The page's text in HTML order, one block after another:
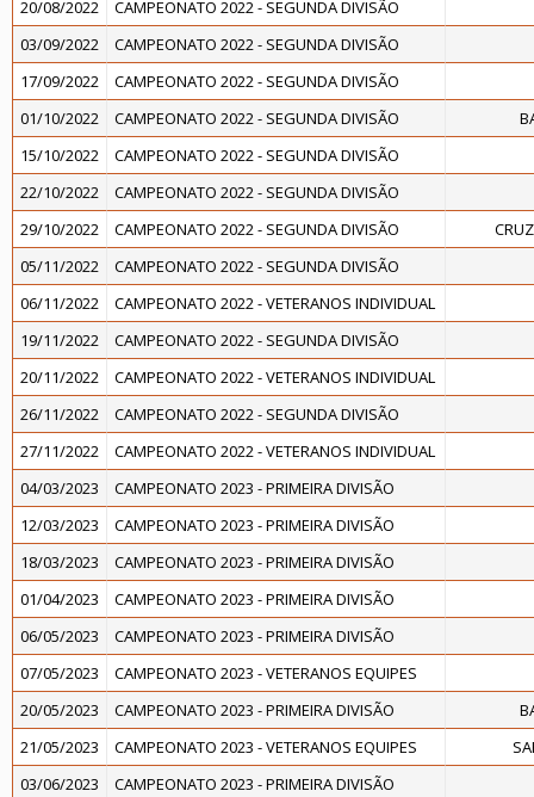
20/08/2022
CAMPEONATO 2022 - SEGUNDA DIVISÃO
03/09/2022
CAMPEONATO 2022 - SEGUNDA DIVISÃO
17/09/2022
CAMPEONATO 2022 - SEGUNDA DIVISÃO
01/10/2022
CAMPEONATO 2022 - SEGUNDA DIVISÃO
15/10/2022
CAMPEONATO 2022 - SEGUNDA DIVISÃO
22/10/2022
CAMPEONATO 2022 - SEGUNDA DIVISÃO
29/10/2022
CAMPEONATO 2022 - SEGUNDA DIVISÃO
05/11/2022
CAMPEONATO 2022 - SEGUNDA DIVISÃO
06/11/2022
CAMPEONATO 2022 - VETERANOS INDIVIDUAL
19/11/2022
CAMPEONATO 2022 - SEGUNDA DIVISÃO
20/11/2022
CAMPEONATO 2022 - VETERANOS INDIVIDUAL
26/11/2022
CAMPEONATO 2022 - SEGUNDA DIVISÃO
27/11/2022
CAMPEONATO 2022 - VETERANOS INDIVIDUAL
04/03/2023
CAMPEONATO 2023 - PRIMEIRA DIVISÃO
12/03/2023
CAMPEONATO 2023 - PRIMEIRA DIVISÃO
18/03/2023
CAMPEONATO 2023 - PRIMEIRA DIVISÃO
01/04/2023
CAMPEONATO 2023 - PRIMEIRA DIVISÃO
06/05/2023
CAMPEONATO 2023 - PRIMEIRA DIVISÃO
07/05/2023
CAMPEONATO 2023 - VETERANOS EQUIPES
20/05/2023
CAMPEONATO 2023 - PRIMEIRA DIVISÃO
21/05/2023
CAMPEONATO 2023 - VETERANOS EQUIPES
03/06/2023
CAMPEONATO 2023 - PRIMEIRA DIVISÃO